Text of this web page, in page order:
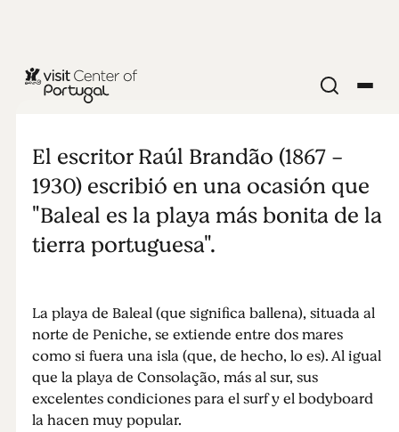
PLAYAS Y SURF
Playa de
Baleal
El escritor Raúl Brandão (1867 -
1930) escribió en una ocasión que
"Baleal es la playa más bonita de la
tierra portuguesa".
La playa de Baleal (que significa ballena), situada al
norte de Peniche, se extiende entre dos mares
como si fuera una isla (que, de hecho, lo es). Al igual
que la playa de Consolação, más al sur, sus
excelentes condiciones para el surf y el bodyboard
la hacen muy popular.